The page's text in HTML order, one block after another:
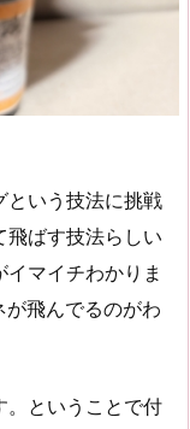
という技法に挑戦
飛ばす技法らしい
マイチわかりま
飛んでるのがわ
。ということで付